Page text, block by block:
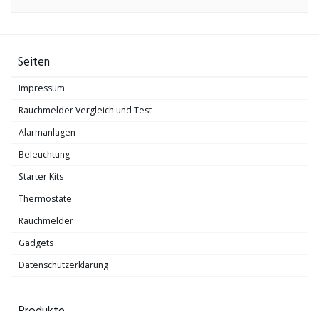
Seiten
Impressum
Rauchmelder Vergleich und Test
Alarmanlagen
Beleuchtung
Starter Kits
Thermostate
Rauchmelder
Gadgets
Datenschutzerklärung